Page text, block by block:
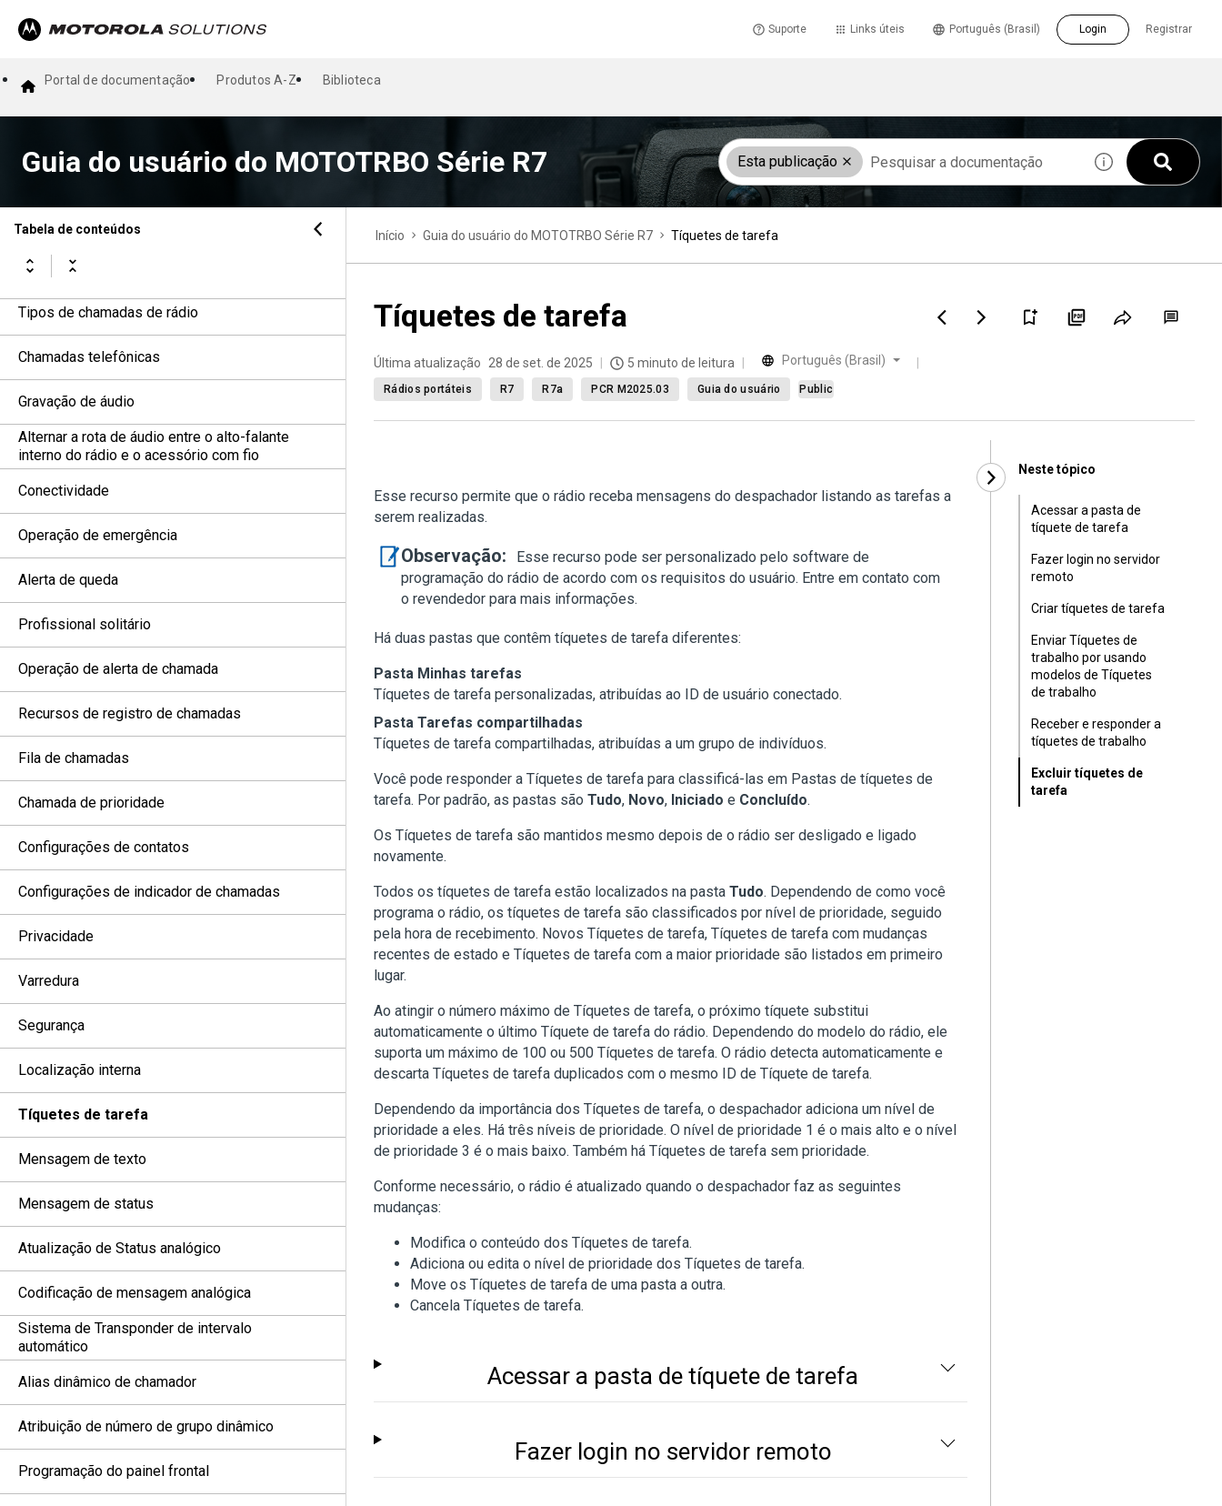
Suporte Links úteis Registrar
Português (Brasil) Login
Portal de documentação Produtos A-Z Biblioteca
Guia do usuário do MOTOTRBO Série R7 Esta publicação
Tabela de conteúdos
Voz contínua
Início
Operação básica do rádio
Configurações gerais do rádio
Tipos de chamadas de rádio
Chamadas telefônicas
Gravação de áudio
Alternar a rota de áudio entre o alto-falante
interno do rádio e o acessório com fio
Conectividade
Operação de emergência
Alerta de queda
Profissional solitário
Operação de alerta de chamada
Recursos de registro de chamadas
Fila de chamadas
Chamada de prioridade
Configurações de contatos
Configurações de indicador de chamadas
Privacidade
Varredura
Segurança
Localização interna
Tíquetes de tarefa
Mensagem de texto
Mensagem de status
Atualização de Status analógico
Codificação de mensagem analógica
Sistema de Transponder de intervalo
automático
Alias dinâmico de chamador
Atribuição de número de grupo dinâmico
Programação do painel frontal
Início Guia do usuário do MOTOTRBO Série R7 Tíquetes de tarefa
Tíquetes de tarefa
Última atualização 28 de set. de 2025 5 minuto de leitura Português (Brasil)
Rádios portáteis R7 R7a PCR M2025.03 Guia do usuário Public
Esse recurso permite que o rádio receba mensagens do despachador listando as tarefas a
serem realizadas.
Observação:
Esse recurso pode ser personalizado pelo software de
programação do rádio de acordo com os requisitos do usuário. Entre em contato com
o revendedor para mais informações.
Há duas pastas que contêm tíquetes de tarefa diferentes:
Pasta Minhas tarefas
Tíquetes de tarefa personalizadas, atribuídas ao ID de usuário conectado.
Pasta Tarefas compartilhadas
Tíquetes de tarefa compartilhadas, atribuídas a um grupo de indivíduos.
Você pode responder a Tíquetes de tarefa para classificá-las em Pastas de tíquetes de
tarefa. Por padrão, as pastas são Tudo, Novo, Iniciado e Concluído.
Os Tíquetes de tarefa são mantidos mesmo depois de o rádio ser desligado e ligado
novamente.
Todos os tíquetes de tarefa estão localizados na pasta Tudo. Dependendo de como você
programa o rádio, os tíquetes de tarefa são classificados por nível de prioridade, seguido
pela hora de recebimento. Novos Tíquetes de tarefa, Tíquetes de tarefa com mudanças
recentes de estado e Tíquetes de tarefa com a maior prioridade são listados em primeiro
lugar.
Ao atingir o número máximo de Tíquetes de tarefa, o próximo tíquete substitui
automaticamente o último Tíquete de tarefa do rádio. Dependendo do modelo do rádio, ele
suporta um máximo de 100 ou 500 Tíquetes de tarefa. O rádio detecta automaticamente e
descarta Tíquetes de tarefa duplicados com o mesmo ID de Tíquete de tarefa.
Dependendo da importância dos Tíquetes de tarefa, o despachador adiciona um nível de
prioridade a eles. Há três níveis de prioridade. O nível de prioridade 1 é o mais alto e o nível
de prioridade 3 é o mais baixo. Também há Tíquetes de tarefa sem prioridade.
Conforme necessário, o rádio é atualizado quando o despachador faz as seguintes
mudanças:
Modifica o conteúdo dos Tíquetes de tarefa.
Adiciona ou edita o nível de prioridade dos Tíquetes de tarefa.
Move os Tíquetes de tarefa de uma pasta a outra.
Cancela Tíquetes de tarefa.
Acessar a pasta de tíquete de tarefa
Fazer login no servidor remoto
Neste tópico
Acessar a pasta de
tíquete de tarefa
Fazer login no servidor
remoto
Criar tíquetes de tarefa
Enviar Tíquetes de
trabalho por usando
modelos de Tíquetes
de trabalho
Receber e responder a
tíquetes de trabalho
Excluir tíquetes de
tarefa